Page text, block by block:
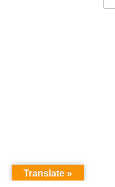
Translate »